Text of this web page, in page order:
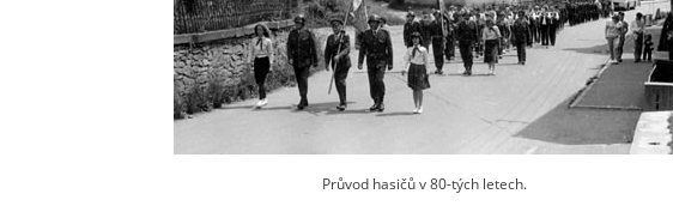
Průvod hasičů v 80-tých letech.